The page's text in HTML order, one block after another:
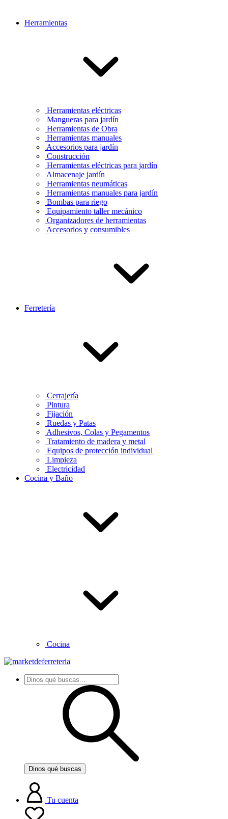
Herramientas
Herramientas eléctricas
Mangueras para jardín
Herramientas de Obra
Herramientas manuales
Accesorios para jardín
Construcción
Herramientas eléctricas para jardín
Almacenaje jardín
Herramientas neumáticas
Herramientas manuales para jardín
Bombas para riego
Equipamiento taller mecánico
Organizadores de herramientas
Accesorios y consumibles
Ferretería
Cerrajería
Pintura
Fijación
Ruedas y Patas
Adhesivos, Colas y Pegamentos
Tratamiento de madera y metal
Equipos de protección individual
Limpieza
Electricidad
Cocina y Baño
Cocina
Dinos qué buscas
Tu cuenta